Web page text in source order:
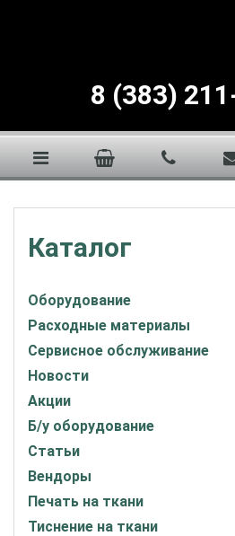
8 (383)
Каталог
Оборудование
Расходные материалы
Сервисное обслуживание
Новости
Акции
Б/у оборудование
Статьи
Вендоры
Печать на ткани
Тиснение на ткани